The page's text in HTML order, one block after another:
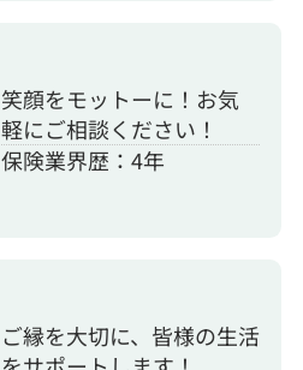
笑顔をモットーに！お気
軽にご相談ください！
保険業界歴：4年
ご縁を大切に、皆様の生活